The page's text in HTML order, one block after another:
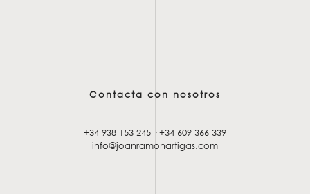
Contacta con nosotros
+34 938 153 245 ·+34 609 366 339
info@joanramonartigas.com